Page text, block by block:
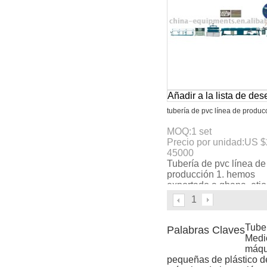
Añadir a la lista de
tubería de pvc línea de
MOQ:1 set
Precio por unidad:US $
45000
Tubería de pvc línea de
producción 1. hemos
exportado a ghana,
rusia etc 2. de alta
1
Palabras Claves
pequeñas de plástico